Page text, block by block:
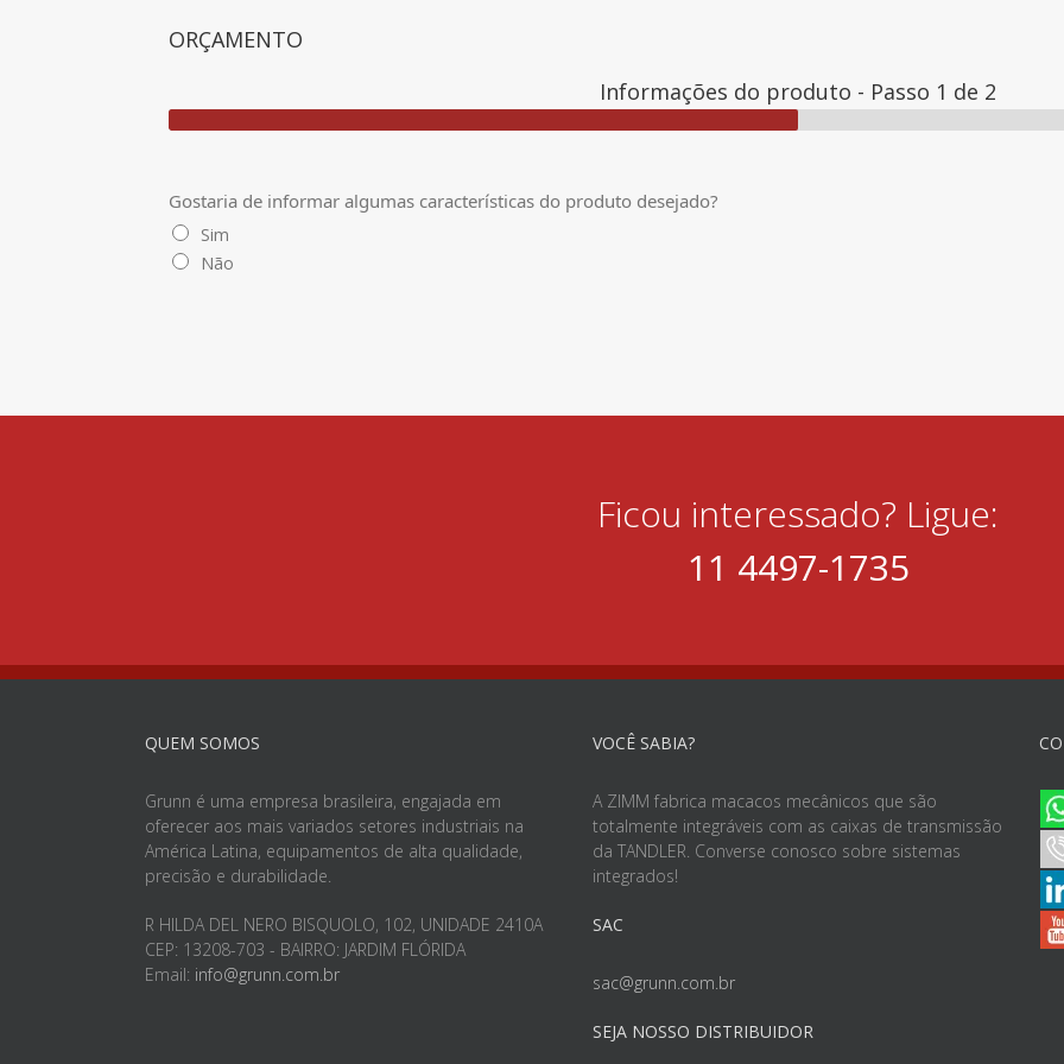
ORÇAMENTO
Informações do produto - Passo 1 de 2
Gostaria de informar algumas características do produto desejado?
Sim
Não
Ficou interessado? Ligue:
11 4497-1735
QUEM SOMOS
Grunn é uma empresa brasileira, engajada em
oferecer aos mais variados setores industriais na
América Latina, equipamentos de alta qualidade,
precisão e durabilidade.
R HILDA DEL NERO BISQUOLO, 102, UNIDADE 2410A
CEP: 13208-703 - BAIRRO: JARDIM FLÓRIDA
Email: info@grunn.com.br
VOCÊ SABIA?
A ZIMM fabrica macacos mecânicos que são
totalmente integráveis com as caixas de transmissão
da TANDLER. Converse conosco sobre sistemas
integrados!
SAC
sac@grunn.com.br
SEJA NOSSO DISTRIBUIDOR